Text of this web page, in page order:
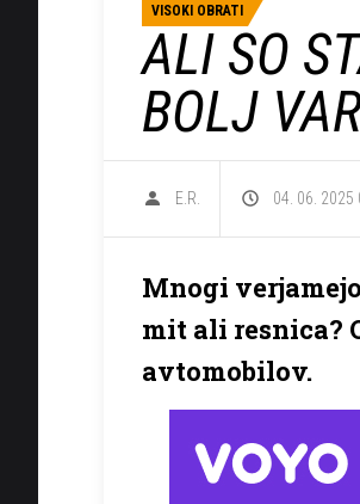
VISOKI OBRATI
ALI SO
BOLJ
E.R. 04. 06. 2025
Mnogi
mit ali resnica?
avtomobilov.